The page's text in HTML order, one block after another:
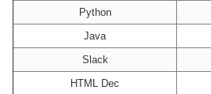
Python
Java
Slack
HTML Dec